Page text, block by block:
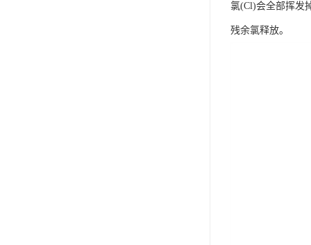
氯(Cl)会全部挥发
残余氯释放。